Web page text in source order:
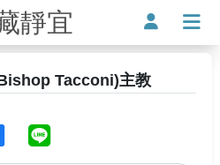
史資料室典藏靜宜使用者
Tacconi)主教
分享至臉書
分享至Line